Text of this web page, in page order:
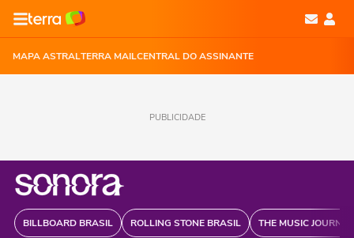
MAPA ASTRALTERRA MAILCENTRAL DO ASSINANTE
PUBLICIDADE
BILLBOARD BRASIL ROLLING STONE BRASIL THE MUSIC